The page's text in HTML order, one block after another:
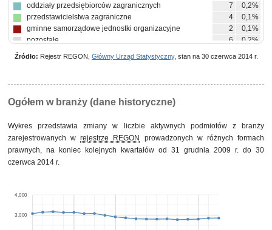
oddziały przedsiębiorców zagranicznych
7
0,2%
przedstawicielstwa zagraniczne
4
0,1%
gminne samorządowe jednostki organizacyjne
2
0,1%
pozostałe
6 0,2%
Źródło: Rejestr REGON, Główny Urząd Statystyczny, stan na 30 czerwca 2014 r.
Ogółem w branży (dane historyczne)
Wykres przedstawia zmiany w liczbie aktywnych podmiotów z branży
zarejestrowanych wrejestrze REGON
prowadzonych w różnych formach
prawnych, na koniec kolejnych kwartałów od 31 grudnia 2009 r. do 30
czerwca 2014 r.
3,000
4,000